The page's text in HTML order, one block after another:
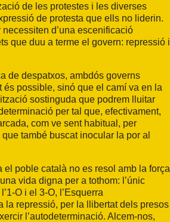
de les protestes i les diverses
de protesta que ells no liderin.
d’una escenificació
que duu a terme el govern: repressió i
de despatxos, ambdós governs
és possible, sinó que el camí va en la
sostinguda que podrem lluitar
per tal que, efectivament,
com ve sent habitual, per
també buscat inocular la por al
el poble català no es resol amb la força
vida digna per a tothom: l’únic
O i el 3-O, l’Esquerra
la repressió, per la llibertat dels presos
l’autodeterminació. Alcem-nos,